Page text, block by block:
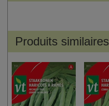
Produits similaires